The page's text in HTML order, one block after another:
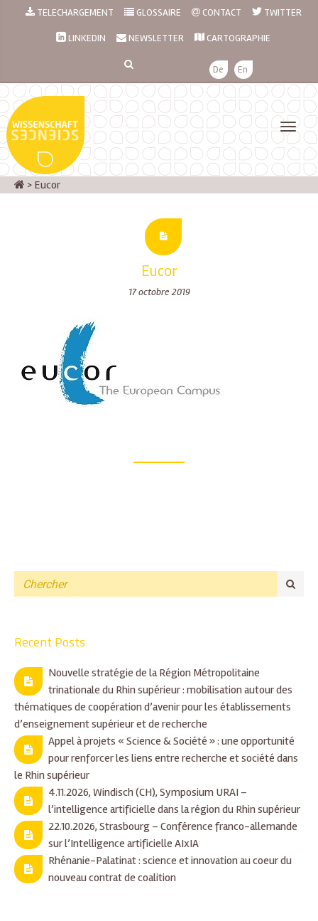
TELECHARGEMENT GLOSSAIRE CONTACT TWITTER
LINKEDIN NEWSLETTER CARTOGRAPHIE
De En
> Eucor
Eucor
17 octobre 2019
Recent Posts
Nouvelle stratégie de la Région Métropolitaine
trinationale du Rhin supérieur : mobilisation autour des
thématiques de coopération d’avenir pour les établissements
d’enseignement supérieur et de recherche
Appel à projets « Science & Société » : une opportunité
pour renforcer les liens entre recherche et société dans
le Rhin supérieur
4.11.2026, Windisch (CH), Symposium URAI –
l’intelligence artificielle dans la région du Rhin supérieur
22.10.2026, Strasbourg – Conférence franco-allemande
sur l’Intelligence artificielle AIxIA
Rhénanie-Palatinat : science et innovation au coeur du
nouveau contrat de coalition